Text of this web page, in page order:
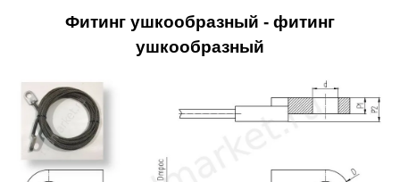
Фитинг ушкообразный - фитинг
ушкообразный